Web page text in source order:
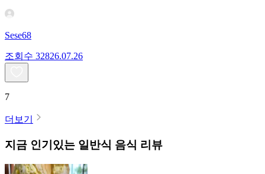
Sese68
조회수 32826.07.26
7
더보기
지금 인기있는 일반식 음식 리뷰